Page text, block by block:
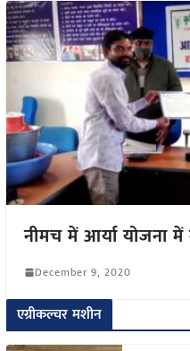
नीमच में आर्या योजना में
December 9, 2020
एग्रीकल्चर मशीन